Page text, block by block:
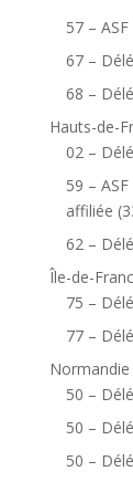
57 –
67 –
68 –
Hauts-de-
02 –
59 –
affiliée
62 –
Île-de-
75 –
77 –
Normandie
50 –
50 –
50 –